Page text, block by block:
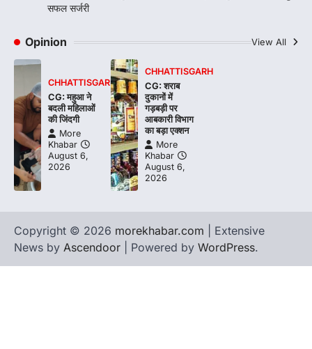
सफल सर्जरी
Opinion View All
CHHATTISGARH
CG: महुआ ने
बदली महिलाओं
की जिंदगी
More
Khabar
August 6,
2026
CHHATTISGARH
CG: शराब
दुकानों में
गड़बड़ी पर
आबकारी विभाग
का बड़ा एक्शन
More
Khabar
August 6,
2026
Copyright © 2026 morekhabar.com | Extensive
News by Ascendoor | Powered by WordPress.